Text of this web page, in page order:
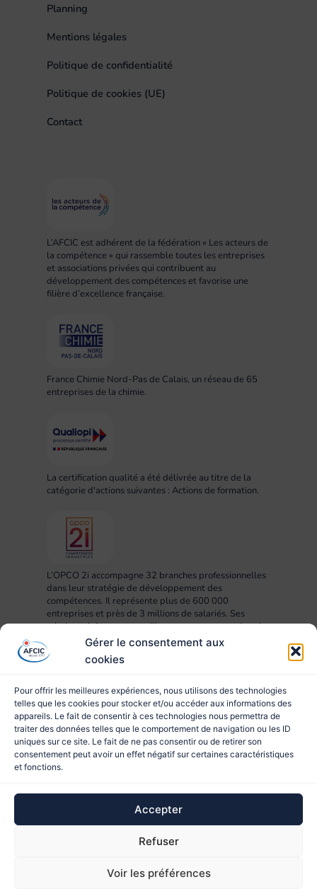
Gérer le consentement aux
cookies
Pour offrir les meilleures expériences, nous utilisons des technologies
telles que les cookies pour stocker et/ou accéder aux informations des
appareils. Le fait de consentir à ces technologies nous permettra de
traiter des données telles que le comportement de navigation ou les ID
uniques sur ce site. Le fait de ne pas consentir ou de retirer son
consentement peut avoir un effet négatif sur certaines caractéristiques
et fonctions.
Accepter
Refuser
Voir les préférences
Planning
Mentions légales
Politique de confidentialité
Politique de cookies (UE)
Contact
L’AFCIC est adhérent de la fédération « Les acteurs de
la compétence » qui rassemble toutes les entreprises
et associations privées qui contribuent au
développement des compétences et favorise une
filière d’excellence française.
France Chimie Nord-Pas de Calais, un réseau de 65
entreprises de la chimie.
La certification qualité a été délivrée au titre de la
catégorie d'actions suivantes : Actions de formation.
L’OPCO 2i accompagne 32 branches professionnelles
dans leur stratégie de développement des
compétences. Il représente plus de 600 000
entreprises et près de 3 millions de salariés. Ses
missions : informer, conseiller et accompagner dans la
mise en œuvre des projets RH, compétences,
formation et apprentissage.
Site réalisé par
confidentialitéet lesConditions d'utilisation